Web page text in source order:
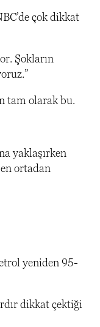
çok dikkat
Şokların
tam olarak bu.
yaklaşırken
ortadan
yeniden 95-
dikkat çektiği